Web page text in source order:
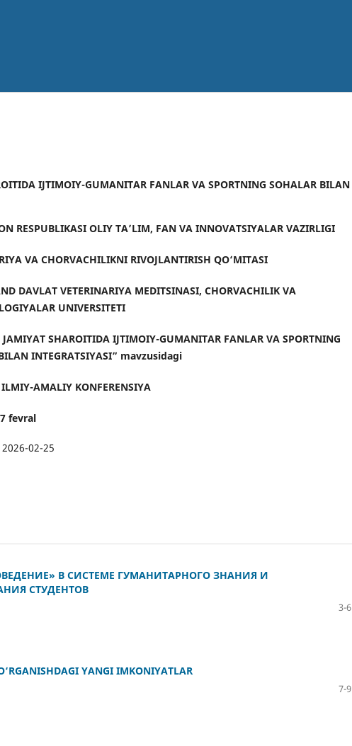
IJTIMOIY-GUMANITAR FANLAR VA SPORTNING SOHALAR BILAN
RESPUBLIKASI OLIY TA’LIM, FAN VA INNOVATSIYALAR VAZIRLIGI
VA CHORVACHILIKNI RIVOJLANTIRISH QO‘MITASI
DAVLAT VETERINARIYA MEDITSINASI, CHORVACHILIK VA
UNIVERSITETI
SHAROITIDA IJTIMOIY-GUMANITAR FANLAR VA SPORTNING
INTEGRATSIYASI” mavzusidagi
ILMIY-AMALIY KONFERENSIYA
fevral
2026-02-25
В СИСТЕМЕ ГУМАНИТАРНОГО ЗНАНИЯ И
СТУДЕНТОВ
3-6
YANGI IMKONIYATLAR
7-9